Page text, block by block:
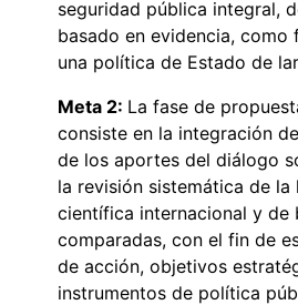
seguridad pública integral,
basado en evidencia, como
una política de Estado de
Meta 2: La fase de
consiste en la integración
de los aportes del diálogo
la revisión sistemática de la
científica internacional y de
comparadas, con el fin de
de acción, objetivos
instrumentos de política